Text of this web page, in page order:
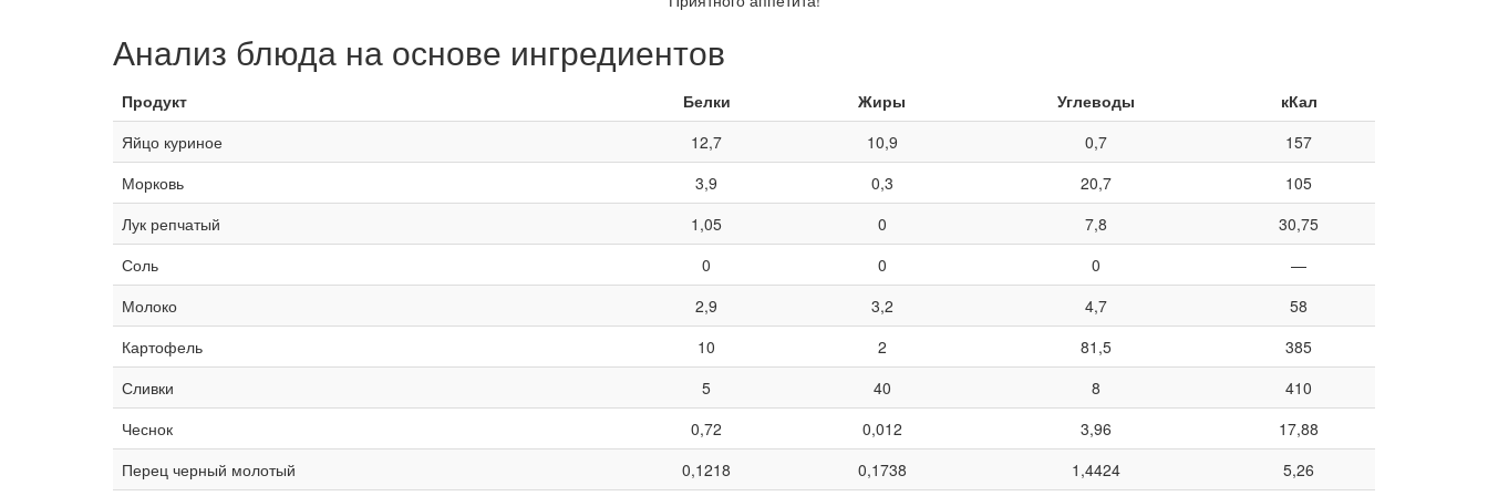
Анализ блюда на основе ингредиентов
Продукт Белки Жиры Углеводы
кКал
Яйцо куриное
12,7 10,9 0,7
157
Морковь
3,9 0,3 20,7
105
Лук репчатый
1,05 0 7,8
30,75
Соль
0 0 0
—
Молоко
2,9 3,2 4,7
58
Картофель
10 2 81,5
385
Сливки
5 40 8
410
Чеснок
0,72 0,012 3,96
17,88
Перец черный молотый
0,1218 0,1738 1,4424 5,26